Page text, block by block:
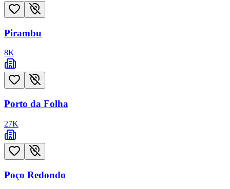
Pirambu
8K
Porto da Folha
27K
Poço Redondo